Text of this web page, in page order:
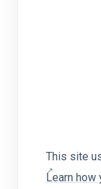
This site
Learn how